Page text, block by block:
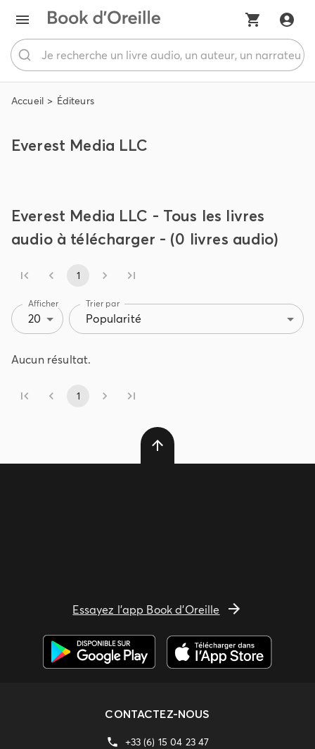
Accueil Éditeurs
Everest Media LLC
Everest Media LLC - Tous les livres
audio à télécharger - (0 livres audio)
1
Afficher
20
Trier par
Popularité
Aucun résultat.
1
Essayez l'app Book d'Oreille
CONTACTEZ-NOUS
+33 (6) 15 04 23 47